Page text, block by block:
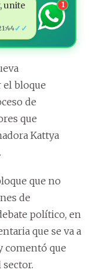
unite
✓✓
1
el bloque
de
que
Kattya
que no
de
político, en
que se va a
comentó que